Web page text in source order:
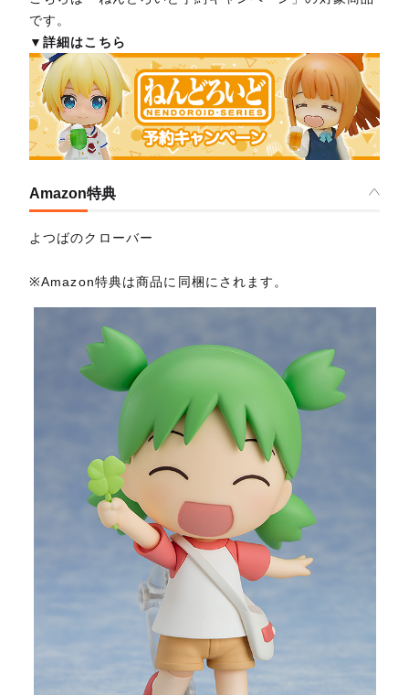
です。
▼詳細はこちら
Amazon特典
よつばのクローバー
※Amazon特典は商品に同梱にされます。